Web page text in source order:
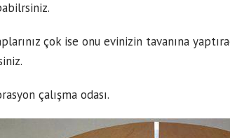
çok ise onu evinizin tavanına
çalışma odası.